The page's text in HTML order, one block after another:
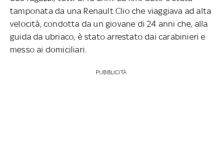
tamponata da una Renault Clio che viaggiava ad alta
velocità, condotta da un giovane di 24 anni che, alla
guida da ubriaco, è stato arrestato dai carabinieri e
messo ai domiciliari.
PUBBLICITÀ